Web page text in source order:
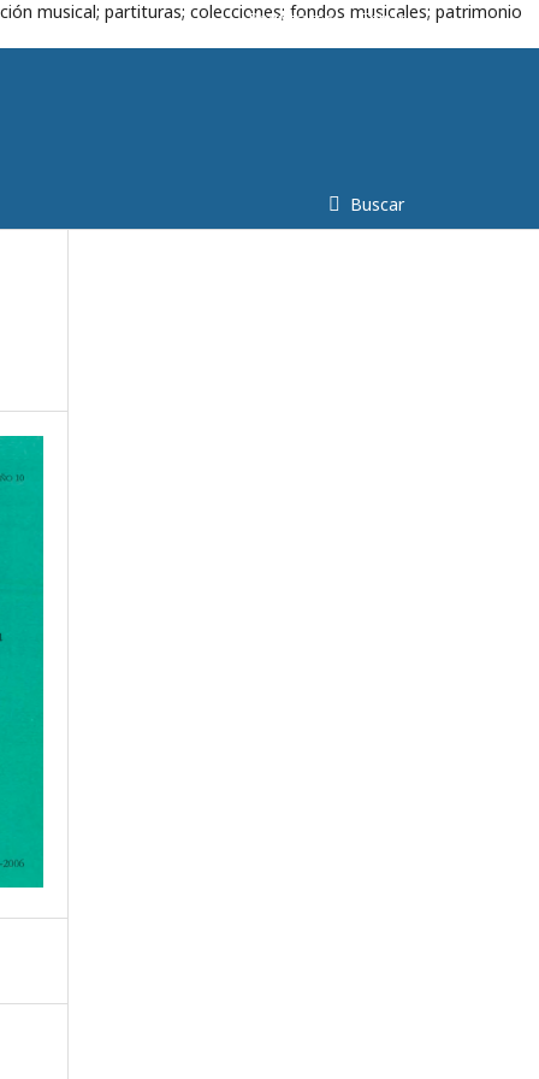
musical; partituras; colecciones; fondos musicales; patrimonio
Buscar
Registrarse Entrar